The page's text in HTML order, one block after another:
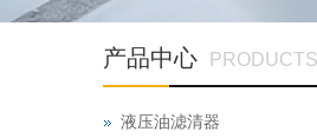
产品中心 PRODUCTS
液压油滤清器